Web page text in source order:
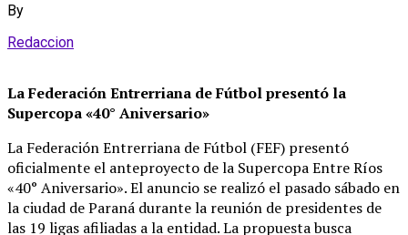
By
Redaccion
La Federación Entrerriana de Fútbol presentó la
Supercopa «40° Aniversario»
La Federación Entrerriana de Fútbol (FEF) presentó
oficialmente el anteproyecto de la Supercopa Entre Ríos
«40° Aniversario». El anuncio se realizó el pasado sábado en
la ciudad de Paraná durante la reunión de presidentes de
las 19 ligas afiliadas a la entidad. La propuesta busca